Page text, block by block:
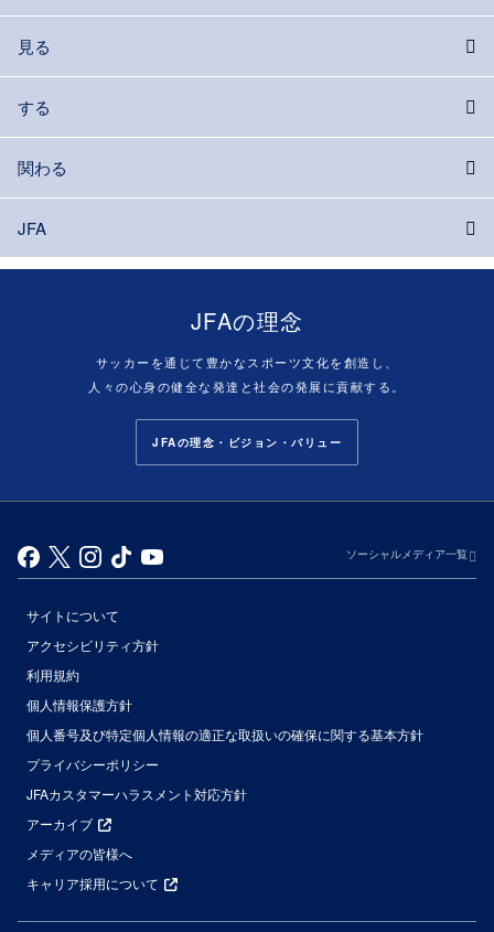
見る
する
関わる
JFA
JFAの理念
サッカーを通じて豊かなスポーツ文化を創造し、
人々の心身の健全な発達と社会の発展に貢献する。
JFAの理念・ビジョン・バリュー
ソーシャルメディア一覧
サイトについて
アクセシビリティ方針
利用規約
個人情報保護方針
個人番号及び特定個人情報の適正な取扱いの確保に関する基本方針
プライバシーポリシー
JFAカスタマーハラスメント対応方針
アーカイブ
メディアの皆様へ
キャリア採用について